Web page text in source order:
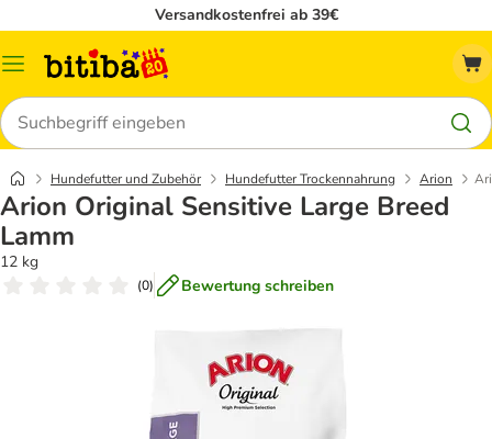
Versandkostenfrei ab 39€
Menü
Suchen
Hundefutter und Zubehör Hundefutter Trockennahrung Arion
Arion Original Sensitive Large Breed
Lamm
12 kg
(0) Bewertung schreiben